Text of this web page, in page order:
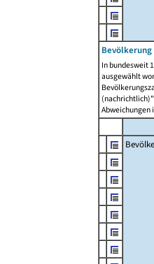
In bundesweit
ausgewählt
Abweichungen